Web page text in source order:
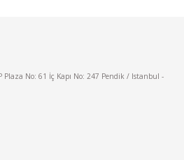
Plaza No: 61 İç Kapı No: 247 Pendik / Istanbul -